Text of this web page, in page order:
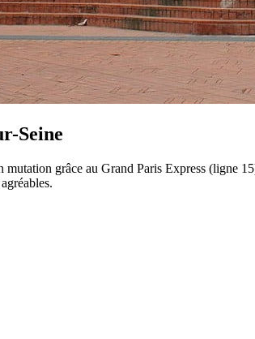
Seine
grâce au Grand Paris Express (ligne